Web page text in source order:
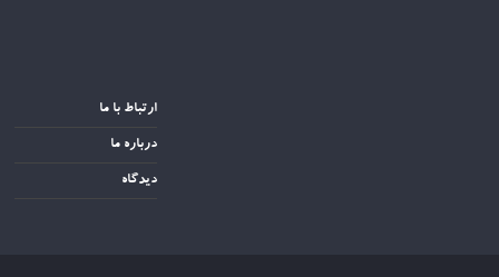
ارتباط با ما
درباره ما
دیدگاه